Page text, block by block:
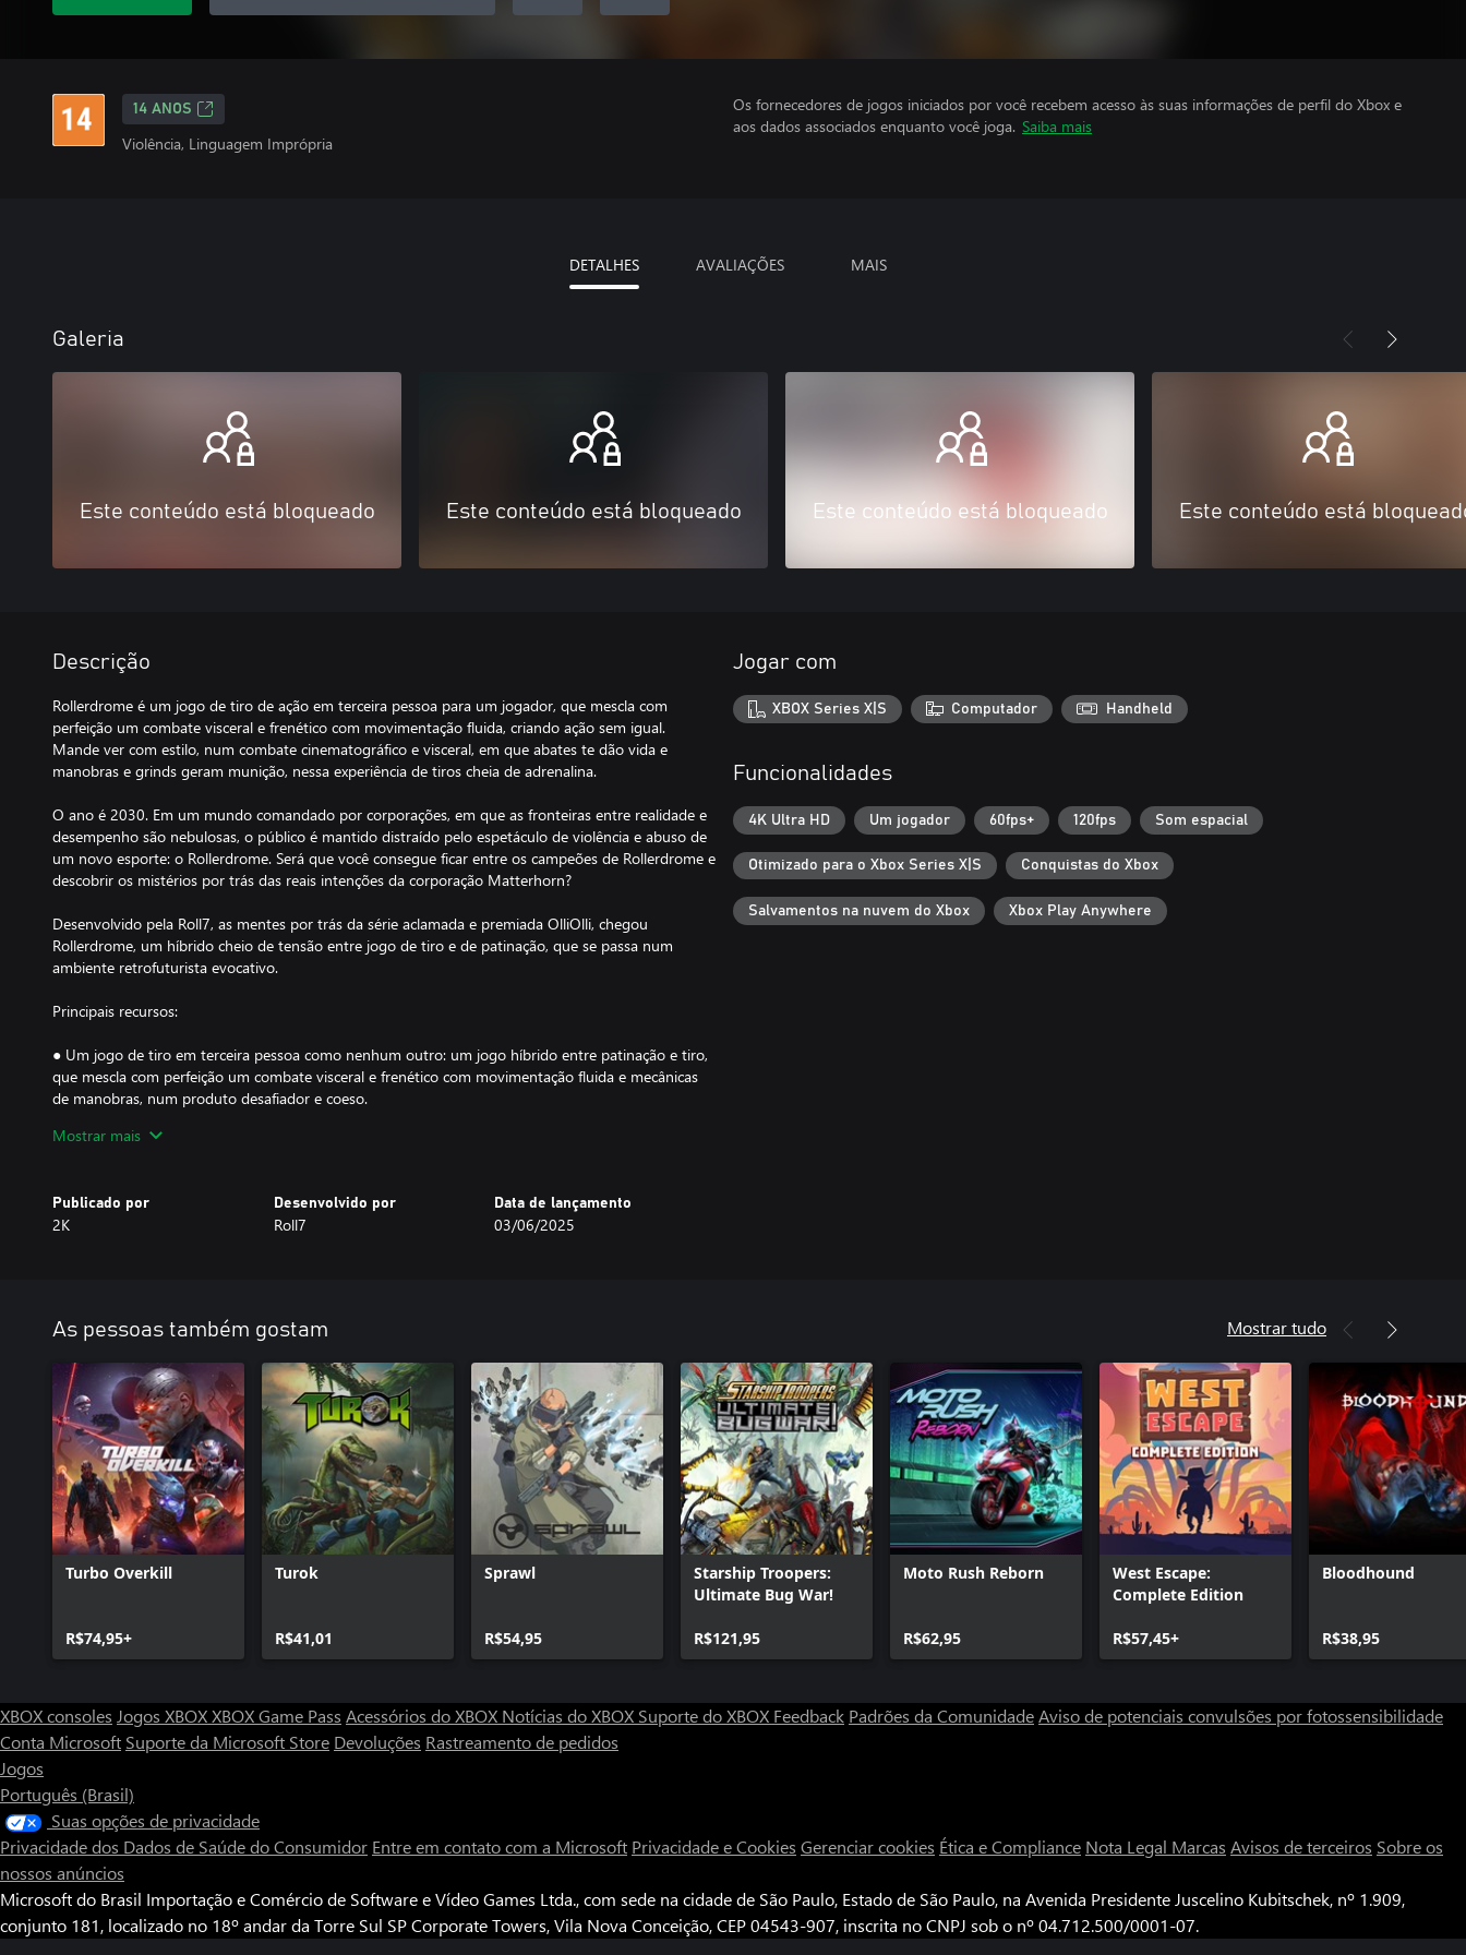
14 ANOS
Violência, Linguagem Imprópria
Os fornecedores de jogos iniciados por você recebem acesso às suas informações de perfil do Xbox e
aos dados associados enquanto você joga. Saiba mais
DETALHES AVALIAÇÕES MAIS
Galeria
Este conteúdo está bloqueado Este conteúdo está bloqueado Este conteúdo está bloqueado Este conteúdo está
Descrição
Rollerdrome é um jogo de tiro de ação em terceira pessoa para um jogador, que mescla com
perfeição um combate visceral e frenético com movimentação fluida, criando ação sem igual.
Mande ver com estilo, num combate cinematográfico e visceral, em que abates te dão vida e
manobras e grinds geram munição, nessa experiência de tiros cheia de adrenalina.
O ano é 2030. Em um mundo comandado por corporações, em que as fronteiras entre realidade e
desempenho são nebulosas, o público é mantido distraído pelo espetáculo de violência e abuso de
um novo esporte: o Rollerdrome. Será que você consegue ficar entre os campeões de Rollerdrome e
descobrir os mistérios por trás das reais intenções da corporação Matterhorn?
Desenvolvido pela Roll7, as mentes por trás da série aclamada e premiada OlliOlli, chegou
Rollerdrome, um híbrido cheio de tensão entre jogo de tiro e de patinação, que se passa num
ambiente retrofuturista evocativo.
Principais recursos:
● Um jogo de tiro em terceira pessoa como nenhum outro: um jogo híbrido entre patinação e tiro,
que mescla com perfeição um combate visceral e frenético com movimentação fluida e mecânicas
de manobras, num produto desafiador e coeso.
● Um teste de habilidade – enfrente um desafio sem igual no torneio de Rollerdrome. Estabeleça
● Identidade original – uma trilha sonora completamente nova e exclusiva, que mescla ritmos que
● Uma sombria conspiração – descubra uma trama misteriosa e sinistra, nesse universo
retrofuturista como nenhum outro.
Mostrar mais
Publicado por
2K
Desenvolvido por
Roll7
Data de lançamento
03/06/2025
Jogar com
XBOX Series X|S Computador Handheld
Funcionalidades
4K Ultra HD Um jogador 60fps+ 120fps Som espacial
Otimizado para o Xbox Series X|S Conquistas do Xbox
Salvamentos na nuvem do Xbox Xbox Play Anywhere
As pessoas também gostam Mostrar tudo
Turbo Overkill
R$74,95+
Turok
R$41,01
Sprawl
R$54,95
Starship Troopers:
Ultimate Bug War!
R$121,95
Moto Rush Reborn
R$62,95
West Escape:
Complete Edition
R$57,45+
Bloodhound
R$38,95
XBOX consoles Jogos XBOXXBOX Game Pass Acessórios do XBOX Notícias do XBOX Suporte do XBOX Feedback Padrões da ComunidadeAviso de potenciais convulsões por fotossensibilidade
Conta Microsoft Suporte da Microsoft Store Devoluções Rastreamento de pedidos
Jogos
Português (Brasil)
Suas opções de privacidade
Privacidade dos Dados de Saúde do Consumidor Entre em contato com a Microsoft Privacidade e Cookies Gerenciar cookies Ética e Compliance Nota Legal Marcas Avisos de terceiros Sobre os
nossos anúncios
Microsoft do Brasil Importação e Comércio de Software e Vídeo Games Ltda., com sede na cidade de São Paulo, Estado de São Paulo, na Avenida Presidente Juscelino Kubitschek, nº 1.909,
conjunto 181, localizado no 18º andar da Torre Sul SP Corporate Towers, Vila Nova Conceição, CEP 04543-907, inscrita no CNPJ sob o nº 04.712.500/0001-07.